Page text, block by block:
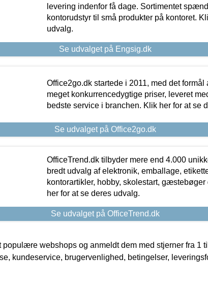
levering indenfor få dage. Sortimentet
kontorudstyr til små produkter på kontoret.
udvalg.
Se udvalget på Engsig.dk
Office2go.dk startede i 2011, med det formål
meget konkurrencedygtige priser, leveret
bedste service i branchen. Klik her for at se
Se udvalget på Office2go.dk
OfficeTrend.dk tilbyder mere end 4.000
bredt udvalg af elektronik, emballage,
kontorartikler, hobby, skolestart, gæstebøger
her for at se deres udvalg.
Se udvalget på OfficeTrend.dk
webshops og anmeldt dem med stjerner fra 1
kundeservice, brugervenlighed, betingelser,